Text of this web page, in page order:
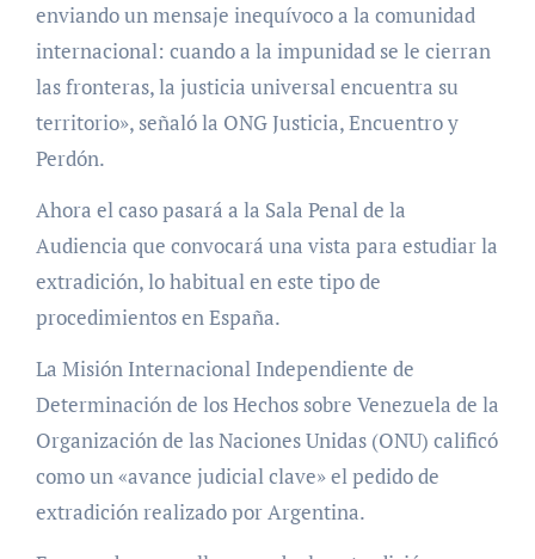
enviando un mensaje inequívoco a la comunidad
internacional: cuando a la impunidad se le cierran
las fronteras, la justicia universal encuentra su
territorio», señaló la ONG Justicia, Encuentro y
Perdón.
Ahora el caso pasará a la Sala Penal de la
Audiencia que convocará una vista para estudiar la
extradición, lo habitual en este tipo de
procedimientos en España.
La Misión Internacional Independiente de
Determinación de los Hechos sobre Venezuela de la
Organización de las Naciones Unidas (ONU) calificó
como un «avance judicial clave» el pedido de
extradición realizado por Argentina.